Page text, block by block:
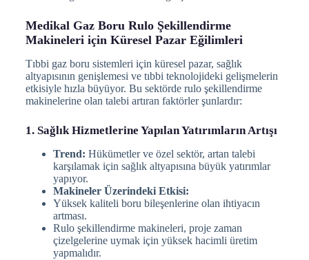
Medikal Gaz Boru Rulo Şekillendirme
Makineleri için Küresel Pazar Eğilimleri
Tıbbi gaz boru sistemleri için küresel pazar, sağlık
altyapısının genişlemesi ve tıbbi teknolojideki gelişmelerin
etkisiyle hızla büyüyor. Bu sektörde rulo şekillendirme
makinelerine olan talebi artıran faktörler şunlardır:
1. Sağlık Hizmetlerine Yapılan Yatırımların Artışı
Trend: Hükümetler ve özel sektör, artan talebi
karşılamak için sağlık altyapısına büyük yatırımlar
yapıyor.
Makineler Üzerindeki Etkisi:
Yüksek kaliteli boru bileşenlerine olan ihtiyacın
artması.
Rulo şekillendirme makineleri, proje zaman
çizelgelerine uymak için yüksek hacimli üretim
yapmalıdır.